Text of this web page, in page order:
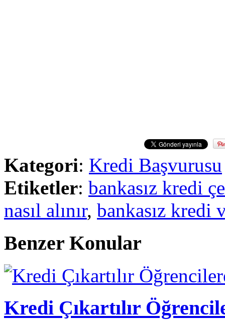
Kategori: Kredi Başvurusu
Etiketler: bankasız kredi
nasıl alınır, bankasız kredi
Benzer Konular
Kredi Çıkartılır